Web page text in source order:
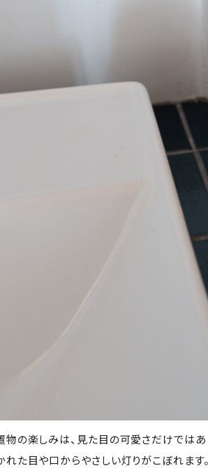
物の楽しみは、見た目の可愛さだけではあ
れた目や口からやさしい灯りがこぼれます